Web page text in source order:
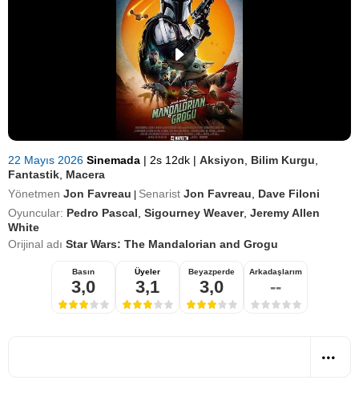
22 Mayıs 2026 Sinemada | 2s 12dk | Aksiyon Bilim Kurgu
Fantastik Macera
Yönetmen Jon Favreau Senarist Jon Favreau
Dave Filoni
Oyuncular: Pedro Pascal Sigourney Weaver, Jeremy Allen
White
Orijinal adı Star Wars: The Mandalorian and Grogu
Basın
3,0
Üyeler
3,1
Beyazperde
3,0
Arkadaşlarım
--